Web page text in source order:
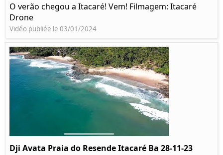
O verão chegou a Itacaré! Vem! Filmagem: Itacaré
Drone
Vidéo publiée le 03/01/2024
Dji Avata Praia do Resende Itacaré Ba 28-11-23